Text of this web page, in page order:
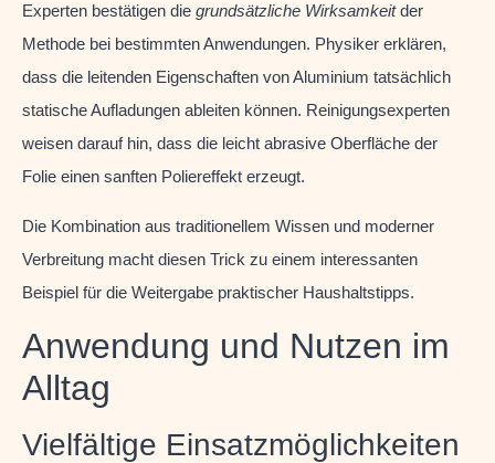
Experten bestätigen die grundsätzliche Wirksamkeitder
Methode bei bestimmten Anwendungen. Physiker erklären,
dass die leitenden Eigenschaften von Aluminium tatsächlich
statische Aufladungen ableiten können. Reinigungsexperten
weisen darauf hin, dass die leicht abrasive Oberfläche der
Folie einen sanften Poliereffekt erzeugt.
Die Kombination aus traditionellem Wissen und moderner
Verbreitung macht diesen Trick zu einem interessanten
Beispiel für die Weitergabe praktischer Haushaltstipps.
Anwendung und Nutzen im
Alltag
Vielfältige Einsatzmöglichkeiten